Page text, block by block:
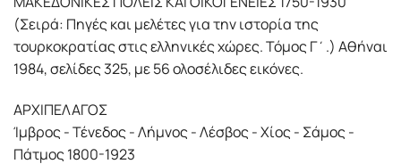
(Σειρά: Πηγές και μελέτες για την ιστορία της
τουρκοκρατίας στις ελληνικές χώρες. Τόμος Γ΄.) Αθήναι
1984, σελίδες 325, με 56 ολοσέλιδες εικόνες.
ΑΡΧΙΠΕΛΑΓΟΣ
Ίμβρος - Τένεδος - Λήμνος - Λέσβος - Χίος - Σάμος -
Πάτμος 1800-1923